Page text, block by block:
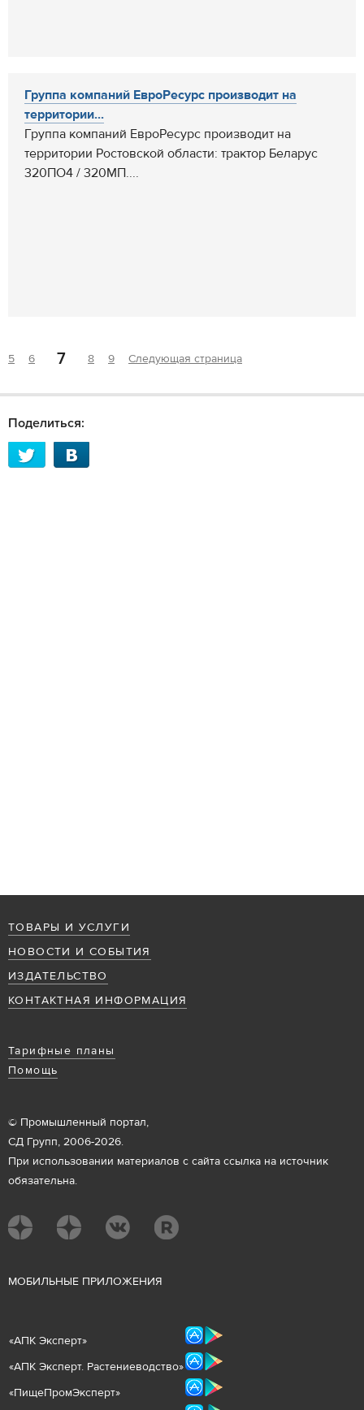
Группа компаний ЕвроРесурс производит на
территории...
Группа компаний ЕвроРесурс производит на
территории Ростовской области: трактор Беларус
320ПО4 / 320МП....
5 6 7 8 9 Следующая страница
Поделиться:
ТОВАРЫ И УСЛУГИ
НОВОСТИ И СОБЫТИЯ
ИЗДАТЕЛЬСТВО
КОНТАКТНАЯ ИНФОРМАЦИЯ
Тарифные планы
Помощь
© Промышленный портал,
СД Групп, 2006-2026.
При использовании материалов с сайта ссылка на источник
обязательна.
МОБИЛЬНЫЕ ПРИЛОЖЕНИЯ
«АПК Эксперт»
«АПК Эксперт. Растениеводство»
«ПищеПромЭксперт»